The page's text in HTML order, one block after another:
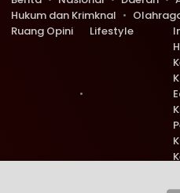
Hukum dan Krimknal
Ruang Opini
Lifestyle